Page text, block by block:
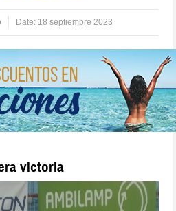
Date: 18 septiembre 2023
victoria